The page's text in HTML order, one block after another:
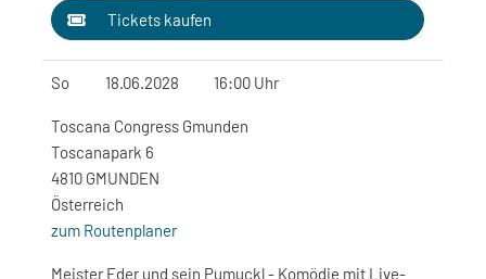
Tickets kaufen
So 18.06.2028 16:00 Uhr
Toscana Congress Gmunden
Toscanapark 6
4810 GMUNDEN
Österreich
zum Routenplaner
Meister Eder und sein Pumuckl - Komödie mit Live-